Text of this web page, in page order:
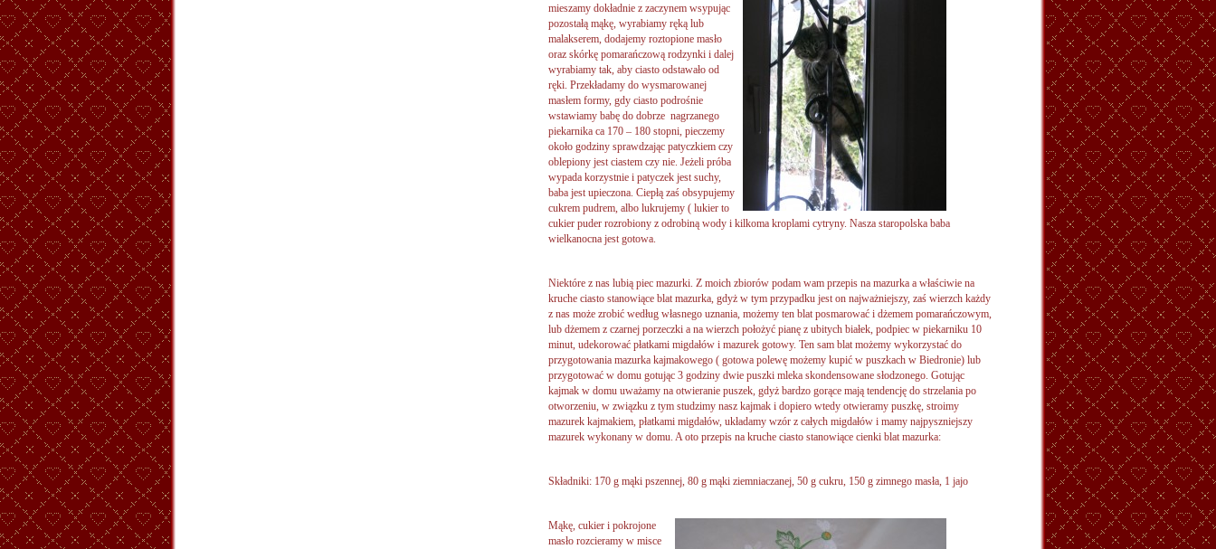
mieszamy dokładnie z zaczynem wsypując
pozostałą mąkę, wyrabiamy ręką lub
malakserem, dodajemy roztopione masło
oraz skórkę pomarańczową rodzynki i dalej
wyrabiamy tak, aby ciasto odstawało od
ręki. Przekładamy do wysmarowanej
masłem formy, gdy ciasto podrośnie
wstawiamy babę do dobrze nagrzanego
piekarnika ca 170 – 180 stopni, pieczemy
około godziny sprawdzając patyczkiem czy
oblepiony jest ciastem czy nie. Jeżeli próba
wypada korzystnie i patyczek jest suchy,
baba jest upieczona. Ciepłą zaś obsypujemy
cukrem pudrem, albo lukrujemy ( lukier to
cukier puder rozrobiony z odrobiną wody i kilkoma kroplami cytryny. Nasza staropolska baba
wielkanocna jest gotowa.
Niektóre z nas lubią piec mazurki. Z moich zbiorów podam wam przepis na mazurka a właściwie na
kruche ciasto stanowiące blat mazurka, gdyż w tym przypadku jest on najważniejszy, zaś wierzch każdy
z nas może zrobić według własnego uznania, możemy ten blat posmarować i dżemem pomarańczowym,
lub dżemem z czarnej porzeczki a na wierzch położyć pianę z ubitych białek, podpiec w piekarniku 10
minut, udekorować płatkami migdałów i mazurek gotowy. Ten sam blat możemy wykorzystać do
przygotowania mazurka kajmakowego ( gotowa polewę możemy kupić w puszkach w Biedronie) lub
przygotować w domu gotując 3 godziny dwie puszki mleka skondensowane słodzonego. Gotując
kajmak w domu uważamy na otwieranie puszek, gdyż bardzo gorące mają tendencję do strzelania po
otworzeniu, w związku z tym studzimy nasz kajmak i dopiero wtedy otwieramy puszkę, stroimy
mazurek kajmakiem, płatkami migdałów, układamy wzór z całych migdałów i mamy najpyszniejszy
mazurek wykonany w domu. A oto przepis na kruche ciasto stanowiące cienki blat mazurka:
Składniki: 170 g mąki pszennej, 80 g mąki ziemniaczanej, 50 g cukru, 150 g zimnego masła, 1 jajo
Mąkę, cukier i pokrojone
masło rozcieramy w misce